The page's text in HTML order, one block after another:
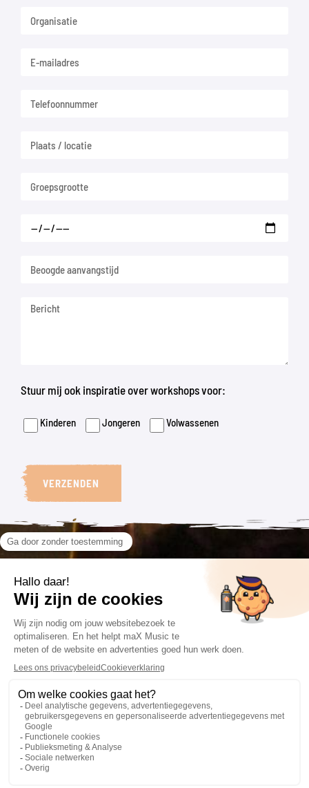
Stuur mij ook inspiratie over workshops voor:
Kinderen Jongeren Volwassenen
VERZENDEN
CONTACT
085 201 66 84
info@maxmusic.nl
VOLG ONS
VOORWAARDEN
Algemene voorwaarden